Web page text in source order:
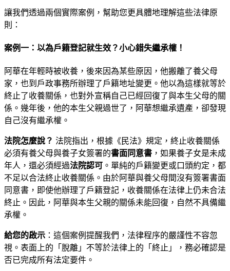
讓我們透過兩個實際案例，幫助您更具體地理解這些法律原
則：
案例一：以為戶籍登記就生效？小心錯失繼承權！
阿華在年輕時被收養，後來因為某些原因，他搬離了養父母
家，也到戶政事務所辦理了戶籍地址變更。他以為這樣就等於
終止了收養關係，也對外宣稱自己已經回復了與本生父母的關
係。幾年後，他的本生父親過世了，阿華想繼承遺產，卻發現
自己沒有繼承權。
法院怎麼說？ 法院指出，根據《民法》規定，終止收養關係
必須有養父母與養子女簽署的書面同意書 ，如果養子女是未成
年人，還必須經過法院認可 。單純的戶籍變更或口頭約定，都
不足以合法終止收養關係。由於阿華與養父母間沒有簽署書面
同意書，即使他辦理了戶籍登記，收養關係在法律上仍未合法
終止。因此，阿華與本生父親的關係未能回復，自然不具備繼
承權。
給您的啟示 ：這個案例提醒我們，法律程序的嚴謹性不容忽
視。表面上的「脫離」不等於法律上的「終止」，務必確認是
否已完成所有法定要件。